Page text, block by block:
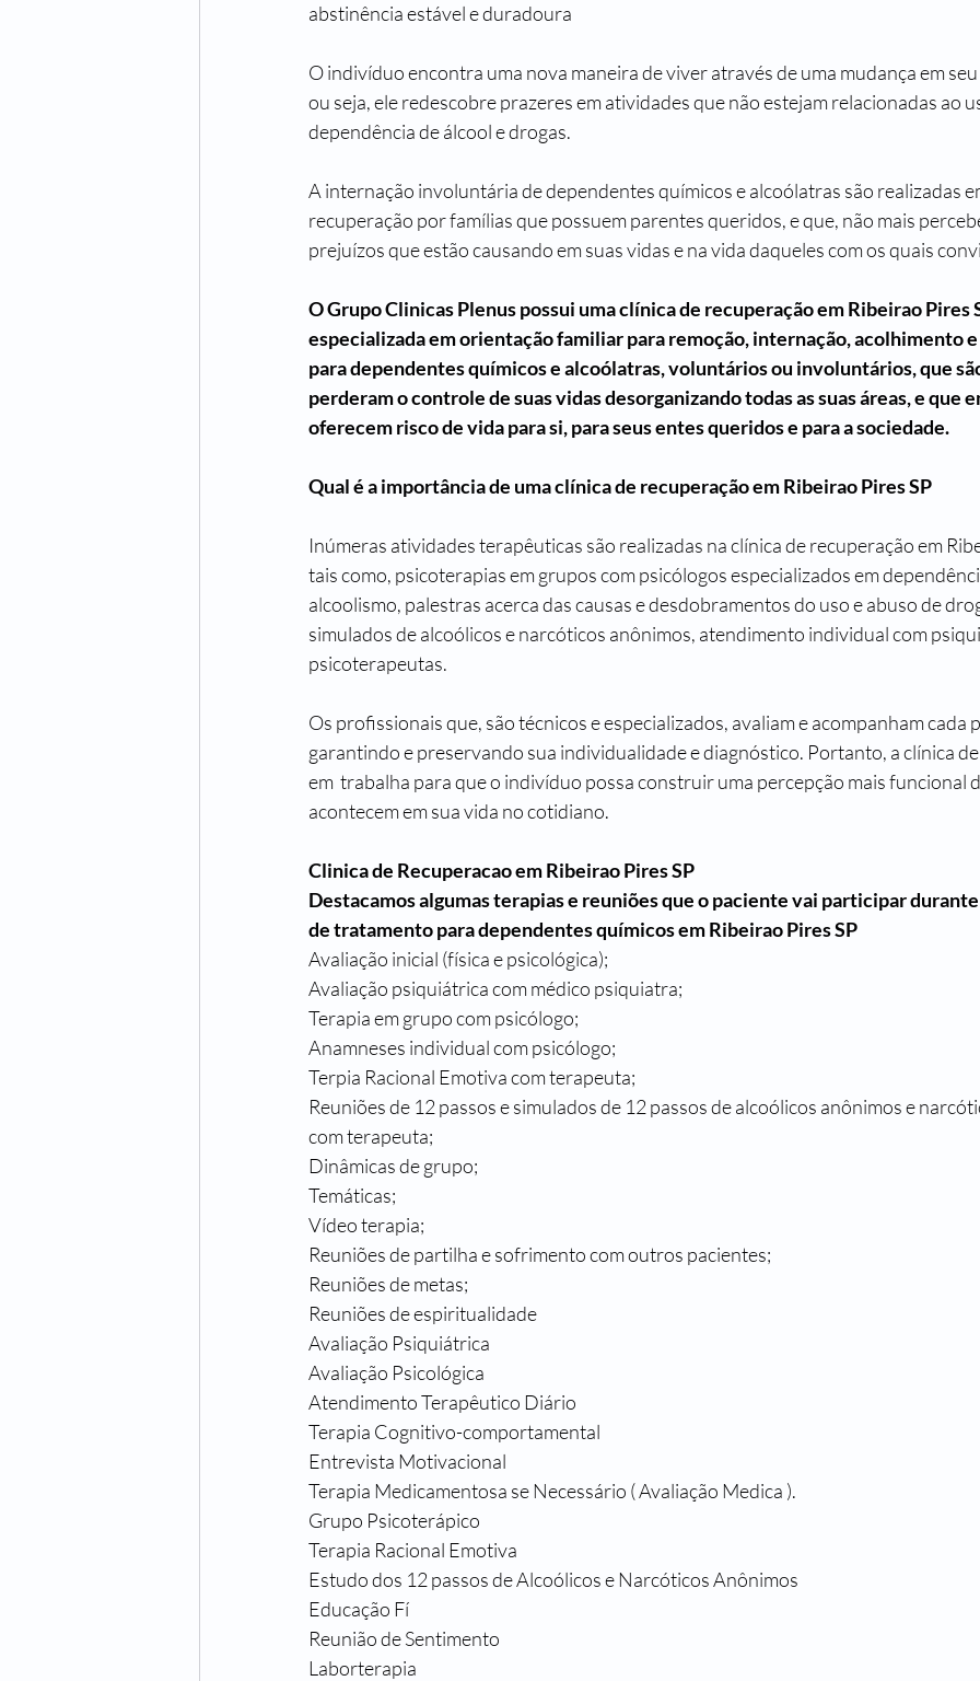
abstinência estável e duradoura
O indivíduo encontra uma nova maneira de viver através de uma mudança em
ou seja, ele redescobre prazeres em atividades que não estejam relacionadas ao
dependência de álcool e drogas.
A internação involuntária de dependentes químicos e alcoólatras são realizadas
recuperação por famílias que possuem parentes queridos, e que, não mais
prejuízos que estão causando em suas vidas e na vida daqueles com os quais
O Grupo Clinicas Plenus possui uma clínica de recuperação em Ribeirao Pires
especializada em orientação familiar para remoção, internação, acolhimento
para dependentes químicos e alcoólatras, voluntários ou involuntários, que
perderam o controle de suas vidas desorganizando todas as suas áreas, e que
oferecem risco de vida para si, para seus entes queridos e para a sociedade.
Qual é a importância de uma clínica de recuperação em Ribeirao Pires SP
Inúmeras atividades terapêuticas são realizadas na clínica de recuperação em
tais como, psicoterapias em grupos com psicólogos especializados em
alcoolismo, palestras acerca das causas e desdobramentos do uso e abuso de
simulados de alcoólicos e narcóticos anônimos, atendimento individual com
psicoterapeutas.
Os profissionais que, são técnicos e especializados, avaliam e acompanham cada
garantindo e preservando sua individualidade e diagnóstico. Portanto, a clínica
em  trabalha para que o indivíduo possa construir uma percepção mais funcional
acontecem em sua vida no cotidiano.
Clinica de Recuperacao em Ribeirao Pires SP
Destacamos algumas terapias e reuniões que o paciente vai participar
de tratamento para dependentes químicos em Ribeirao Pires SP
Avaliação inicial (física e psicológica);
Avaliação psiquiátrica com médico psiquiatra;
Terapia em grupo com psicólogo;
Anamneses individual com psicólogo;
Terpia Racional Emotiva com terapeuta;
Reuniões de 12 passos e simulados de 12 passos de alcoólicos anônimos e
com terapeuta;
Dinâmicas de grupo;
Temáticas;
Vídeo terapia;
Reuniões de partilha e sofrimento com outros pacientes;
Reuniões de metas;
Reuniões de espiritualidade
Avaliação Psiquiátrica
Avaliação Psicológica
Atendimento Terapêutico Diário
Terapia Cognitivo-comportamental
Entrevista Motivacional
Terapia Medicamentosa se Necessário ( Avaliação Medica ).
Grupo Psicoterápico
Terapia Racional Emotiva
Estudo dos 12 passos de Alcoólicos e Narcóticos Anônimos
Educação Fí
Reunião de Sentimento
Laborterapia